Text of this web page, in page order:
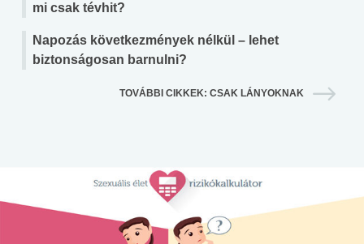
mi csak tévhit?
Napozás következmények nélkül – lehet
biztonságosan barnulni?
TOVÁBBI CIKKEK: CSAK LÁNYOKNAK